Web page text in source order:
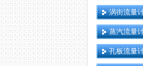
涡街流量
蒸汽流量
孔板流量